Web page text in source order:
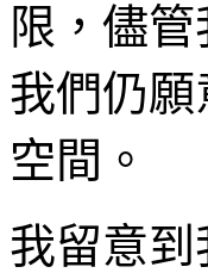
限，儘
我們仍
空間。
我留意